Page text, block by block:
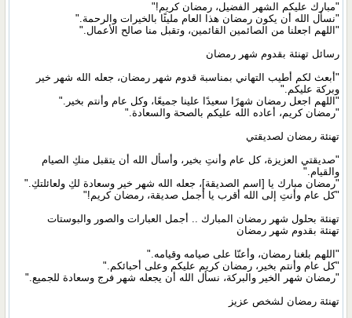
"مبارك عليكم الشهر الفضيل، رمضان كريم!"
"نسأل الله أن يكون رمضان هذا العام مليئًا بالخيرات والرحمة."
"اللهم اجعلنا من الصائمين القائمين، وتقبل منا صالح الأعمال."
رسائل تهنئة بقدوم شهر رمضان
"أبعث لكم أطيب التهاني بمناسبة قدوم شهر رمضان، جعله الله شهر خير
وبركة عليكم."
"اللهم اجعل رمضان شهرًا سعيدًا علينا جميعًا، وكل عام وأنتم بخير."
"رمضان كريم، أعاده الله عليكم بالصحة والسعادة."
تهنئة رمضان لصديقتي
"صديقتي العزيزة، كل عام وأنتِ بخير، وأسأل الله أن يتقبل منكِ الصيام
والقيام."
"رمضان مبارك يا [اسم الصديقة]، جعله الله شهر خير وسعادة لكِ ولعائلتكِ."
"كل عام وأنتِ إلى الله أقرب يا أجمل صديقة، رمضان كريم!"
تهنئة بحلول شهر رمضان المبارك .. أجمل العبارات والصور والبوستات
تهنئة بقدوم شهر رمضان
"اللهم بلغنا رمضان، وأعنّا على صيامه وقيامه."
"كل عام وأنتم بخير، رمضان كريم عليكم وعلى أحبائكم."
"رمضان شهر الخير والبركة، نسأل الله أن يجعله شهر فرج وسعادة للجميع."
تهنئة رمضان لشخص عزيز